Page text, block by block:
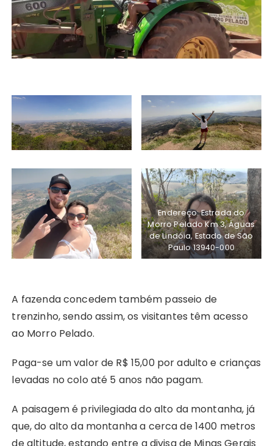
Endereço: Estrada do
Morro Pelado Km 3, Águas
de Lindóia, Estado de São
Paulo 13940-000
A fazenda concedem também passeio de
trenzinho, sendo assim, os visitantes têm acesso
ao Morro Pelado.
Paga-se um valor de R$ 15,00 por adulto e crianças
levadas no colo até 5 anos não pagam.
A paisagem é privilegiada do alto da montanha, já
que, do alto da montanha a cerca de 1400 metros
de altitude, estando entre a divisa de Minas Gerais